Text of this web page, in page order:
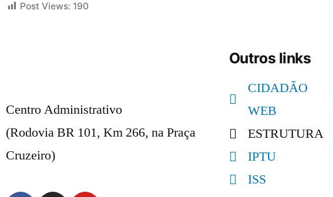
Post Views: 190
Centro Administrativo
(Rodovia BR 101, Km 266, na Praça
Cruzeiro)
Outros links
CIDADÃO
WEB
ESTRUTURA
IPTU
ISS